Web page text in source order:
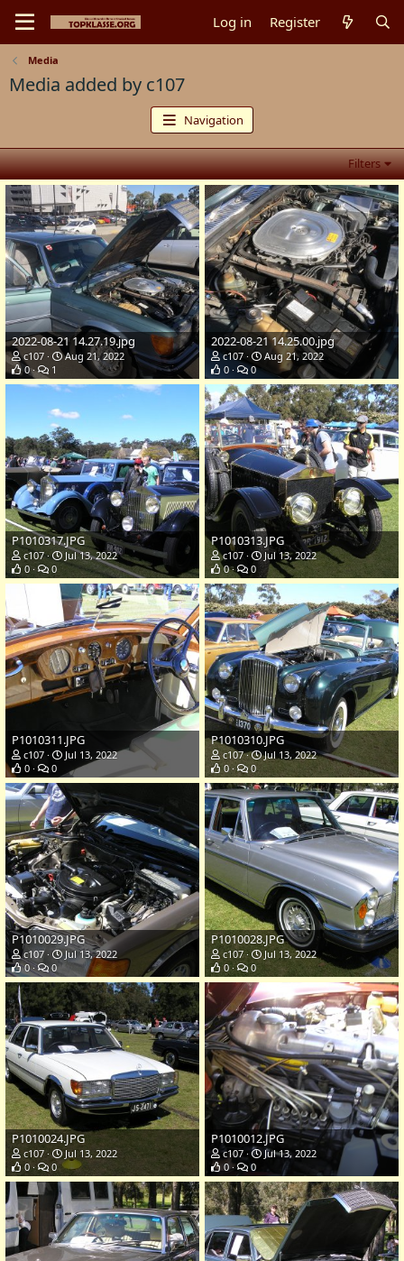
Log in Register
Media
Media added by c107
Navigation
Filters
2022-08-21 14.27.19.jpg
c107
Aug 21, 2022
0
1
2022-08-21 14.25.00.jpg
c107
Aug 21, 2022
0
0
P1010317.JPG
c107
Jul 13, 2022
0
0
P1010313.JPG
c107
Jul 13, 2022
0
0
P1010311.JPG
c107
Jul 13, 2022
0
0
P1010310.JPG
c107
Jul 13, 2022
0
0
P1010029.JPG
c107
Jul 13, 2022
0
0
P1010028.JPG
c107
Jul 13, 2022
0
0
P1010024.JPG
c107
Jul 13, 2022
0
0
P1010012.JPG
c107
Jul 13, 2022
0
0